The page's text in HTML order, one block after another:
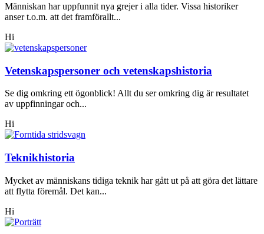
Människan har uppfunnit nya grejer i alla tider. Vissa historiker
anser t.o.m. att det framförallt...
Hi
Vetenskapspersoner och vetenskapshistoria
Se dig omkring ett ögonblick! Allt du ser omkring dig är resultatet
av uppfinningar och...
Hi
Teknikhistoria
Mycket av människans tidiga teknik har gått ut på att göra det lättare
att flytta föremål. Det kan...
Hi